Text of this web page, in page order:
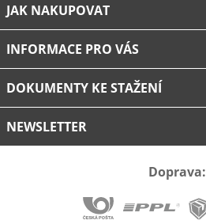
JAK NAKUPOVAT
INFORMACE PRO VÁS
DOKUMENTY KE STAŽENÍ
NEWSLETTER
Doprava: